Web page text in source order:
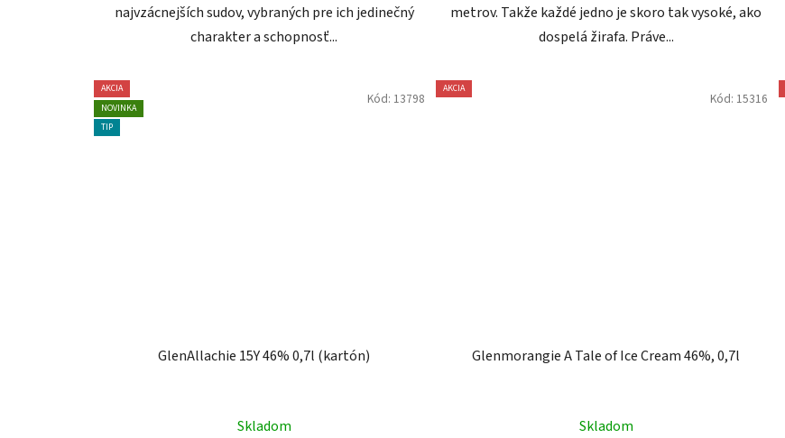
najvzácnejších sudov, vybraných pre ich jedinečný
charakter a schopnosť...
metrov. Takže každé jedno je skoro tak vysoké, ako
dospelá žirafa. Práve...
AKCIA
NOVINKA
TIP
GlenAllachie 15Y 46% 0,7l (kartón)
Skladom
Kód: 13798
AKCIA
Glenmorangie A Tale of Ice Cream 46%, 0,7l
Skladom
Kód: 15316